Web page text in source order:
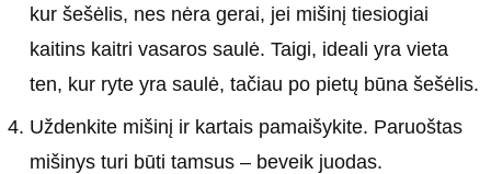
kur šešėlis, nes nėra gerai, jei mišinį tiesiogiai
kaitins kaitri vasaros saulė. Taigi, ideali yra vieta
ten, kur ryte yra saulė, tačiau po pietų būna šešėlis.
Uždenkite mišinį ir kartais pamaišykite. Paruoštas
mišinys turi būti tamsus – beveik juodas.